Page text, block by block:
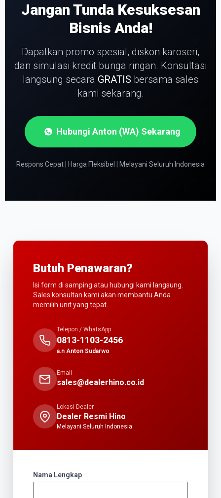
Jangan Tunda Kesuksesan
Bisnis Anda!
Dapatkan promo spesial, diskon karoseri,
dan simulasi kredit bunga ringan. Konsultasi
langsung secara GRATIS bersama sales
kami sekarang.
Hubungi Anton (WA) Sekarang
Respons Cepat | Harga Fleksibel | Melayani Seluruh Indonesia
Butuh Penawaran?
Isi form di samping atau hubungi kami langsung.
Sales konsultan kami akan membantu Anda
memilih unit yang tepat.
Telepon / WhatsApp
0813-1103-2456
a.n Anton Sudarwo
Email
sales@dealerhino.co.id
Lokasi Dealer
Dealer Resmi Hino
Melayani Seluruh Indonesia
Nama Lengkap